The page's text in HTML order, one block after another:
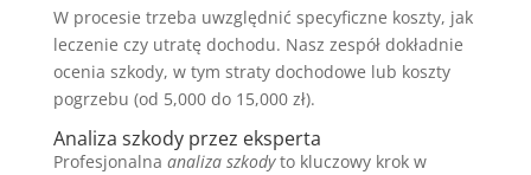
W procesie trzeba uwzględnić specyficzne koszty, jak
leczenie czy utratę dochodu. Nasz zespół dokładnie
ocenia szkody, w tym straty dochodowe lub koszty
pogrzebu (od 5,000 do 15,000 zł).
Analiza szkody przez eksperta
Profesjonalna analiza szkodyto kluczowy krok w